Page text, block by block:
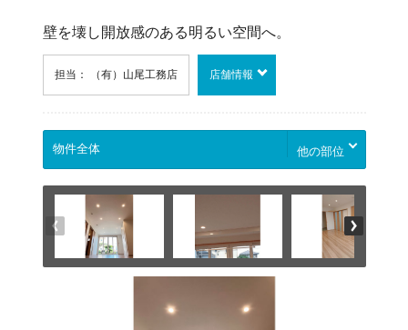
壁を壊し開放感のある明るい空間へ。
担当： （有）山尾工務店 店舗情報
他の部位